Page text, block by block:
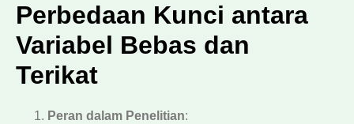
Perbedaan Kunci antara
Variabel Bebas dan
Terikat
Peran dalam Penelitian: